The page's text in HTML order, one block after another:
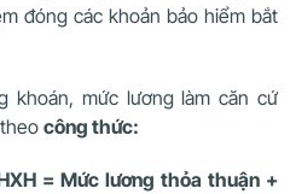
đóng các khoản bảo hiểm bắt
khoán, mức lương làm căn cứ
công thức:
= Mức lương thỏa thuận +